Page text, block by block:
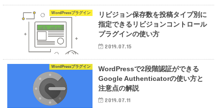
WordPressプラグイン
リビジョン保存数を投稿タイプ別に
指定できるリビジョンコントロール
プラグインの使い方
2019.07.15
WordPressプラグイン
WordPressで2段階認証ができる
Google Authenticatorの使い方と
注意点の解説
2019.07.11